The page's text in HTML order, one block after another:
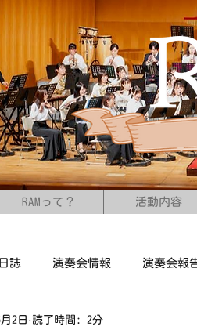
RAMって？ 活動内容
誌 演奏会情報 演奏会報
2日 読了時間: 2分